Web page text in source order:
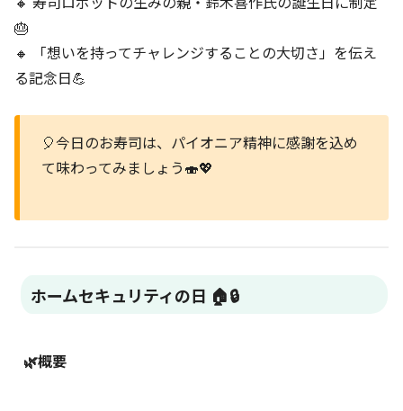
🎂
🔸 「想いを持ってチャレンジすることの大切さ」を伝え
る記念日💪
🎈今日のお寿司は、パイオニア精神に感謝を込め
て味わってみましょう🍣💖
ホームセキュリティの日 🏠🔒
🌿概要